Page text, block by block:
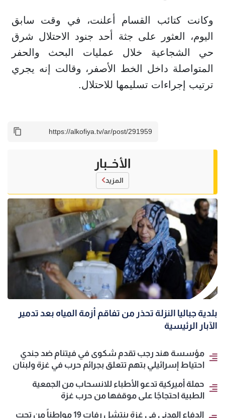
وكانت كتائب القسام أعلنت، في وقت سابق
اليوم، العثور على جثة أحد جنود الاحتلال شرق
حي الشجاعية خلال عمليات البحث والحفر
المتواصلة داخل الخط الأصفر، وقالت إنه يجري
ترتيب إجراءات تسليمها للاحتلال.
الأخــبار
المزيد
بلدية جباليا النزلة تحذر من تفاقم أزمة المياه بعد تدمير
الآبار الرئيسية
مؤسسة هند رجب تقدم شكوى في فيتنام ضد جندي
احتياط إسرائيلي بتهم تتعلق بجرائم حرب في غزة ولبنان
حملة أميركية تدعو الأطباء للانسحاب من الجمعية
الطبية احتجاجًا على موقفها من حرب غزة
الدفاع المدني في غزة ينتشل رفات 19 مواطناً من تحت